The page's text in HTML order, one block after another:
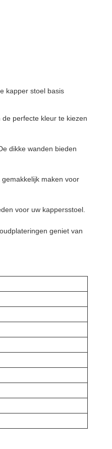
kapper stoel basis
perfecte kleur te kiezen
dikke wanden bieden
maken voor
voor uw kappersstoel.
en geniet van